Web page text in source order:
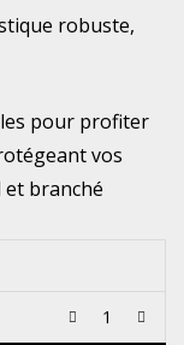
robuste,
pour profiter
vos
et branché